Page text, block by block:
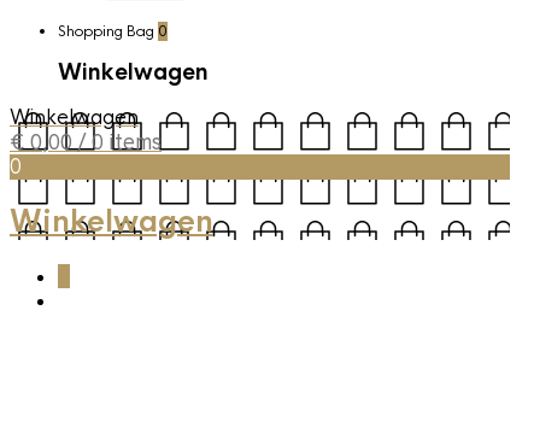
Shopping Bag 0
Winkelwagen
Winkelwagen
€ 0,00 / 0 items
0
Winkelwagen